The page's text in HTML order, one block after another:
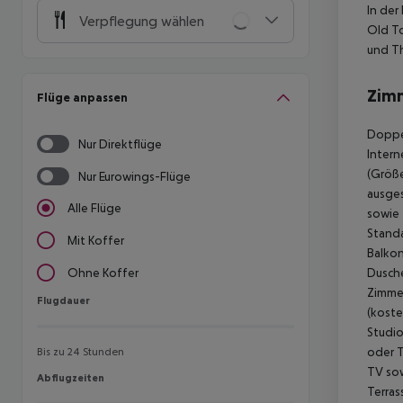
Verpflegung wählen
Flüge anpassen
Nur Direktflüge
Nur Eurowings-Flüge
Alle Flüge
Mit Koffer
Ohne Koffer
Flugdauer
Flugdauer
Bis zu 24 Stunden
Abflugzeiten
Abflugzeiten
In der
Old
und
sowie
oder
TV